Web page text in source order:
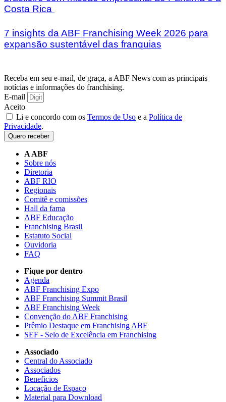
Costa Rica
7 insights da ABF Franchising Week 2026 para
expansão sustentável das franquias
Receba em seu e-mail, de graça, a ABF News com as principais
notícias e informações do franchising.
E-mail
Aceito
Li e concordo com os Termos de Uso e a Política de
Privacidade.
Quero receber
A ABF
Sobre nós
Diretoria
ABF RIO
Regionais
Comitê e comissões
Hall da fama
ABF Educação
Franchising Brasil
Estatuto Social
Ouvidoria
FAQ
Fique por dentro
Agenda
ABF Franchising Expo
ABF Franchising Summit Brasil
ABF Franchising Week
Convenção do ABF Franchising
Prêmio Destaque em Franchising ABF
SEF - Selo de Excelência em Franchising
Associado
Central do Associado
Associados
Beneficios
Locação de Espaço
Material para Download